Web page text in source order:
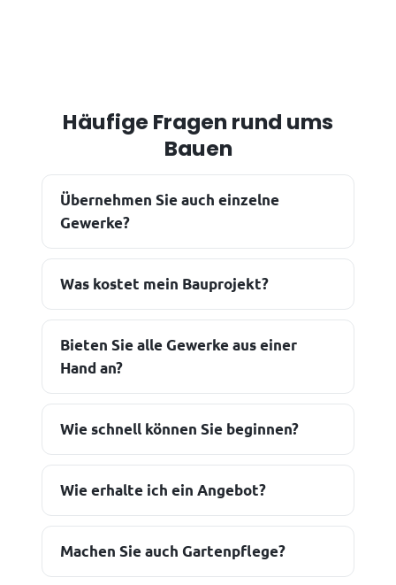
Häufige Fragen rund ums
Bauen
Übernehmen Sie auch einzelne
Gewerke?
Was kostet mein Bauprojekt?
Bieten Sie alle Gewerke aus einer
Hand an?
Wie schnell können Sie beginnen?
Wie erhalte ich ein Angebot?
Machen Sie auch Gartenpflege?